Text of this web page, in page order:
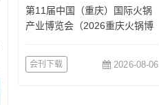
第11届中国（重庆）国际火锅
产业博览会（2026重庆火锅博
会刊下载 2026-08-06